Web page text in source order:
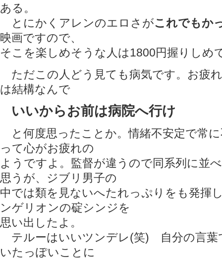
ある。
とにかくアレンのエロさがこれでもか
映画ですので、
そこを楽しめそうな人は1800円握りしめ
ただこの人どう見ても病気です。お疲
は結構なんで
いいからお前は病院へ行け
と何度思ったことか。情緒不安定で常
って心がお疲れの
ようですよ。監督が違うので同系列に並
思うが、ジブリ男子の
中では類を見ないへたれっぷりをも発揮
ンゲリオンの碇シンジを
思い出したよ。
テルーはいいツンデレ(笑) 自分の言葉
いたっぽいことに